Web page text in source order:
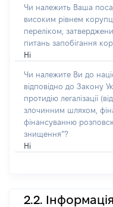
Чи належить Ваша
високим рівнем
переліком,
питань запобігання
Ні
Чи належите Ви до
відповідно до Закону
протидію легалізації
злочинним шляхом,
фінансуванню
знищення”?
Ні
2.2.